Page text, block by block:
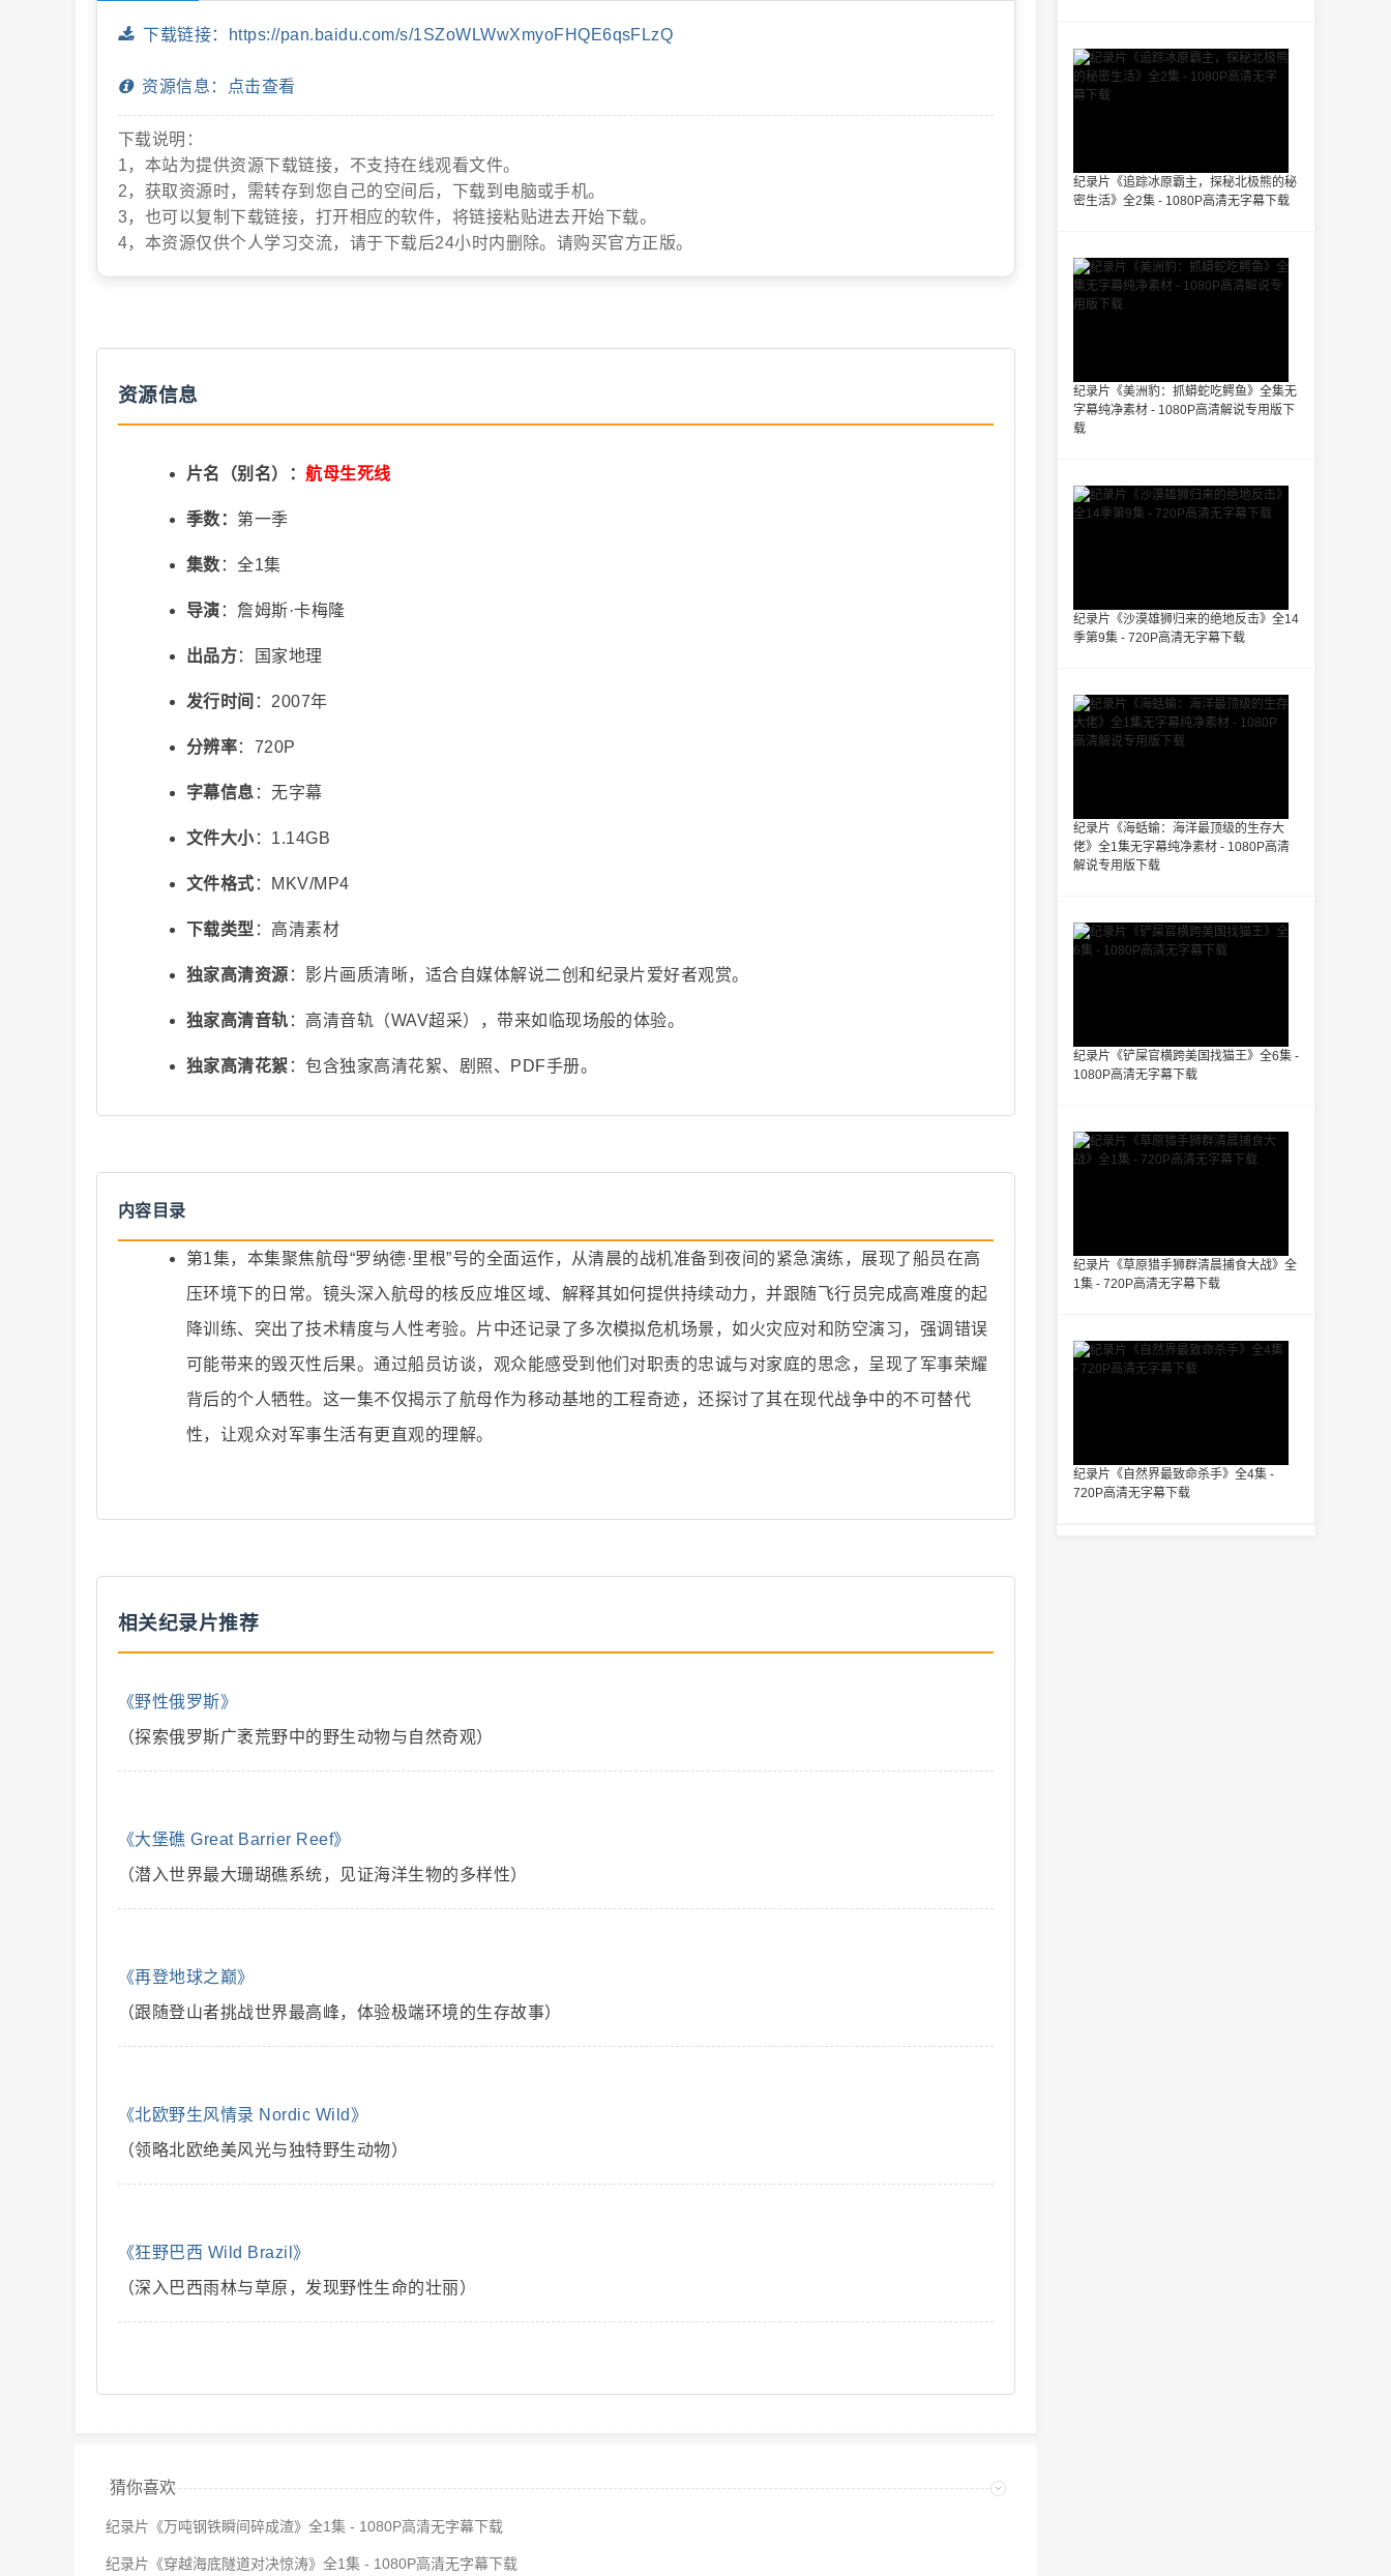
视
爆
二
下载链接：https://pan.baidu.com/s/1SZoWLWwXmyoFHQE6qsFLzQ
资源信息：点击查看
下载说明：
1，本站为提供资源下载链接，不支持在线观看文件。
2，获取资源时，需转存到您自己的空间后，下载到电脑或手机。
3，也可以复制下载链接，打开相应的软件，将链接粘贴进去开始下载。
4，本资源仅供个人学习交流，请于下载后24小时内删除。请购买官方正版。
资源信息
片名（别名）：航母生死线
季数： 第一季
集数 ：全1集
导演 ：詹姆斯·卡梅隆
出品方：国家地理
发行时间 ：2007年
分辨率：720P
字幕信息 ：无字幕
文件大小：1.14GB
文件格式 ：MKV/MP4
下载类型 ：高清素材
独家高清资源 ：影片画质清晰，适合自媒体解说二创和纪录片爱好者观赏。
独家高清音轨 ：高清音轨（WAV超采），带来如临现场般的体验。
独家高清花絮 ：包含独家高清花絮、剧照、PDF手册。
内容目录
第1集，本集聚焦航母“罗纳德·里根”号的全面运作，从清晨的战机准备到夜间的紧急演练，展现了船员在高
压环境下的日常。镜头深入航母的核反应堆区域、解释其如何提供持续动力，并跟随飞行员完成高难度的起
降训练、突出了技术精度与人性考验。片中还记录了多次模拟危机场景，如火灾应对和防空演习，强调错误
可能带来的毁灭性后果。通过船员访谈，观众能感受到他们对职责的忠诚与对家庭的思念，呈现了军事荣耀
背后的个人牺牲。这一集不仅揭示了航母作为移动基地的工程奇迹，还探讨了其在现代战争中的不可替代
性，让观众对军事生活有更直观的理解。
相关纪录片推荐
《野性俄罗斯》
（探索俄罗斯广袤荒野中的野生动物与自然奇观）
《大堡礁 Great Barrier Reef》
（潜入世界最大珊瑚礁系统，见证海洋生物的多样性）
《再登地球之巅》
（跟随登山者挑战世界最高峰，体验极端环境的生存故事）
《北欧野生风情录 Nordic Wild》
（领略北欧绝美风光与独特野生动物）
《狂野巴西 Wild Brazil》
（深入巴西雨林与草原，发现野性生命的壮丽）
猜你喜欢
纪录片《万吨钢铁瞬间碎成渣》全1集 - 1080P高清无字幕下载
纪录片《穿越海底隧道对决惊涛》全1集 - 1080P高清无字幕下载
纪录片《追踪冰原霸主，探秘北极熊的秘
密生活》全2集 - 1080P高清无字幕下载
纪录片《美洲豹：抓蟒蛇吃鳄鱼》全集无
字幕纯净素材 - 1080P高清解说专用版下
载
纪录片《沙漠雄狮归来的绝地反击》全14
季第9集 - 720P高清无字幕下载
纪录片《海蛞蝓：海洋最顶级的生存大
佬》全1集无字幕纯净素材 - 1080P高清
解说专用版下载
纪录片《铲屎官横跨美国找猫王》全6集 -
1080P高清无字幕下载
纪录片《草原猎手狮群清晨捕食大战》全
1集 - 720P高清无字幕下载
纪录片《自然界最致命杀手》全4集 -
720P高清无字幕下载